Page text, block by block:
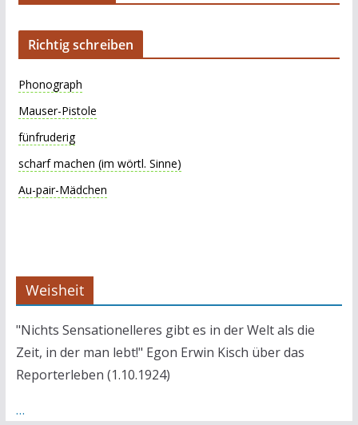
Richtig schreiben
Phonograph
Mauser-Pistole
fünfruderig
scharf machen (im wörtl. Sinne)
Au-pair-Mädchen
Weisheit
"Nichts Sensationelleres gibt es in der Welt als die
Zeit, in der man lebt!" Egon Erwin Kisch über das
Reporterleben (1.10.1924)
…